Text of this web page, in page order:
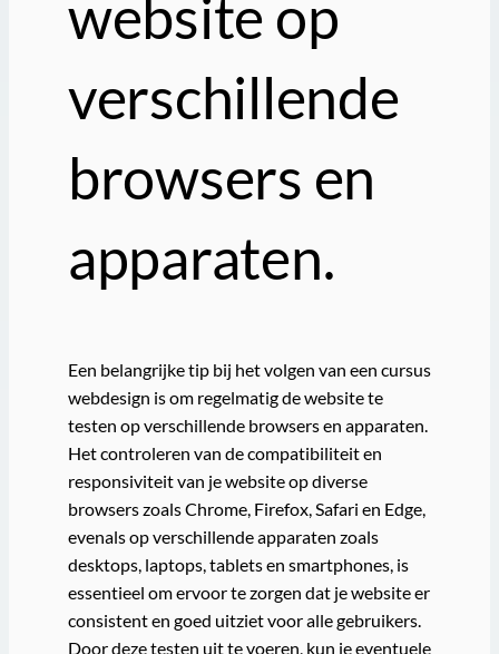
website op
verschillende
browsers en
apparaten.
Een belangrijke tip bij het volgen van een cursus
webdesign is om regelmatig de website te
testen op verschillende browsers en apparaten.
Het controleren van de compatibiliteit en
responsiviteit van je website op diverse
browsers zoals Chrome, Firefox, Safari en Edge,
evenals op verschillende apparaten zoals
desktops, laptops, tablets en smartphones, is
essentieel om ervoor te zorgen dat je website er
consistent en goed uitziet voor alle gebruikers.
Door deze testen uit te voeren, kun je eventuele